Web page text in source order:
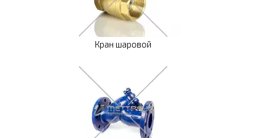
Кран шаровой